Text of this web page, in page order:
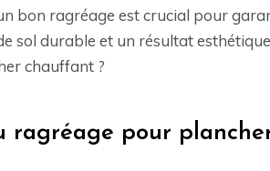
bon ragréage est crucial pour
sol durable et un résultat
chauffant ?
ragréage pour